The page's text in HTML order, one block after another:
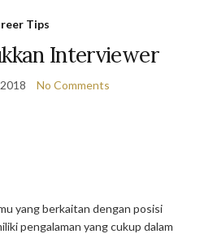
Tips
Interviewer
No Comments
yang berkaitan dengan posisi
pengalaman yang cukup dalam